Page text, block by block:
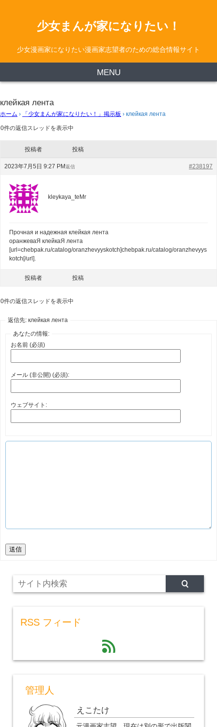
少女まんが家になりたい！
少女漫画家になりたい漫画家志望者のための総合情報サイト
MENU
клейкая лента
ホーム › 「少女まんが家になりたい！」掲示板 › клейкая лента
0件の返信スレッドを表示中
投稿者 投稿
2023年7月5日 9:27 PM #238197
返信
kleykaya_teMr
Прочная и надежная клейкая лента
оранжеваЯ клейкаЯ лента
[url=chebpak.ru/catalog/oranzhevyyskotch]chebpak.ru/catalog/oranzhevyys
kotch[/url].
投稿者 投稿
0件の返信スレッドを表示中
返信先: клейкая лента
あなたの情報:
お名前 (必須)
メール (非公開) (必須):
ウェブサイト:
送信
RSS フィード
feed
管理人
えこたけ